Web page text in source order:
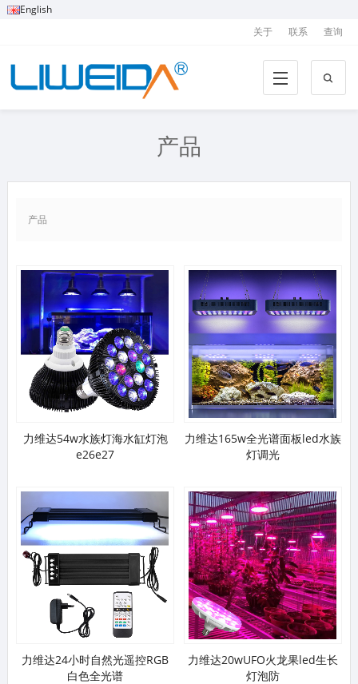
English
关于
联系 查询
产品
产品
力维达54w水族灯海水缸灯泡
e26e27
力维达165w全光谱面板led水族
灯调光
力维达24小时自然光遥控RGB
白色全光谱
力维达20wUFO火龙果led生长
灯泡防